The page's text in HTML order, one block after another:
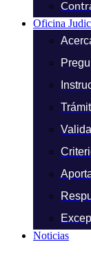
Oficina
Noticias